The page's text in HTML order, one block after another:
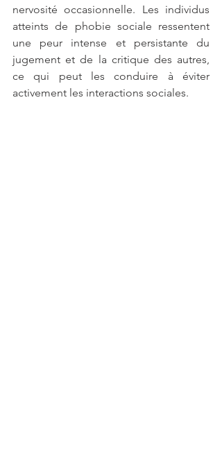
nervosité occasionnelle. Les individus
atteints de phobie sociale ressentent
une peur intense et persistante du
jugement et de la critique des autres,
ce qui peut les conduire à éviter
activement les interactions sociales.